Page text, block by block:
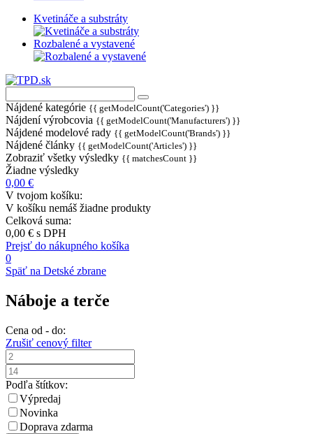
Kvetináče a substráty
Rozbalené a vystavené
Nájdené kategórie {{ getModelCount('Categories') }}
Nájdení výrobcovia {{ getModelCount('Manufacturers') }}
Nájdené modelové rady {{ getModelCount('Brands') }}
Nájdené články {{ getModelCount('Articles') }}
Zobraziť všetky výsledky {{ matchesCount }}
Žiadne výsledky
0,00 €
V tvojom košíku:
V košíku nemáš žiadne produkty
Celková suma:
0,00 € s DPH
Prejsť do nákupného košíka
0
Späť na Detské zbrane
Náboje a terče
Cena od - do:
Zrušiť cenový filter
Podľa štítkov:
Výpredaj
Novinka
Doprava zdarma